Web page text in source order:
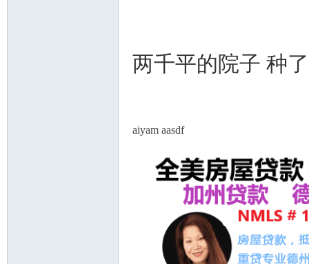
两千平的院子 种
aiyam aasdf